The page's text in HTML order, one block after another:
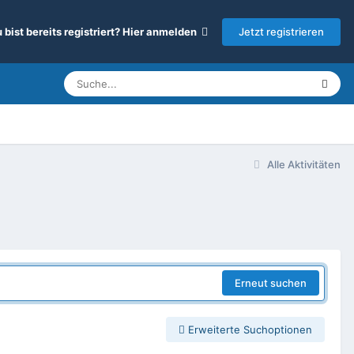
bist bereits registriert? Hier anmelden Jetzt registrieren
Alle Aktivitäten
Erneut suchen
Erweiterte Suchoptionen